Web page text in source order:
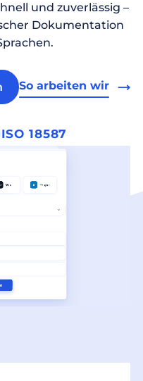
und zuverlässig –
Dokumentation
So arbeiten wir
ISO 18587